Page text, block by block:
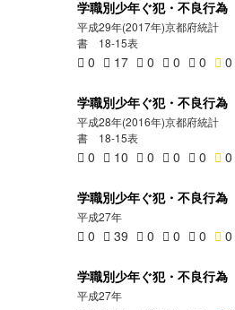
学職別少年ぐ犯・不良行為
平成29年(2017年)京都府統計
書 18-15表
0 17 0 0 0 0
学職別少年ぐ犯・不良行為
平成28年(2016年)京都府統計
書 18-15表
0 10 0 0 0 0
学職別少年ぐ犯・不良行為
平成27年
0 39 0 0 0 0
学職別少年ぐ犯・不良行為
平成27年